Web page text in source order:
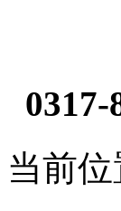
0317-
当前位